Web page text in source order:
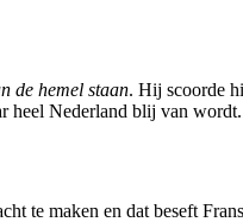
de hemel staan. Hij scoorde
heel Nederland blij van
te maken en dat beseft